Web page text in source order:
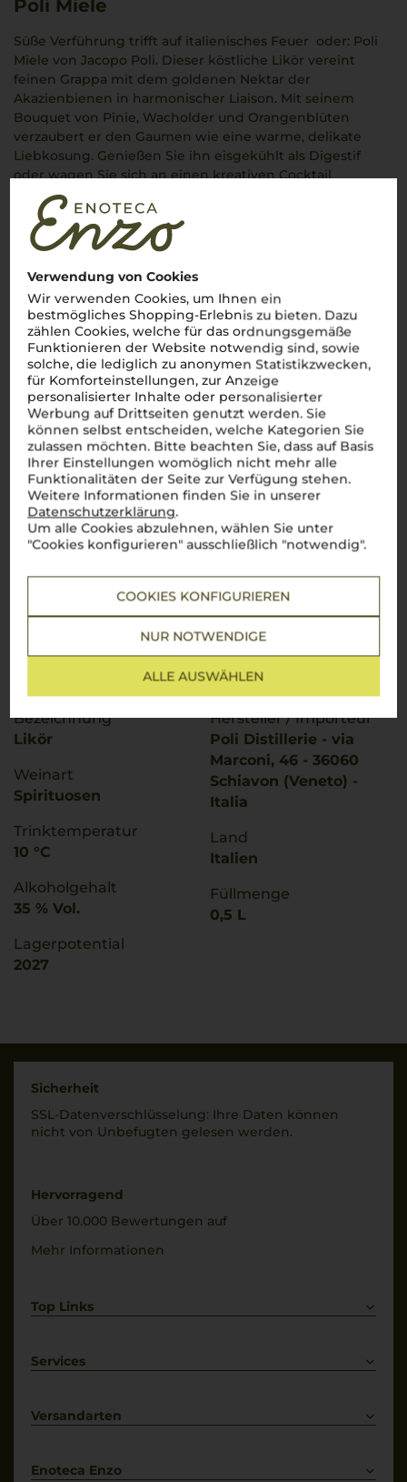
Verwendung von Cookies
Wir verwenden Cookies, um Ihnen ein
bestmögliches Shopping-Erlebnis zu bieten. Dazu
zählen Cookies, welche für das ordnungsgemäße
Funktionieren der Website notwendig sind, sowie
solche, die lediglich zu anonymen Statistikzwecken,
für Komforteinstellungen, zur Anzeige
personalisierter Inhalte oder personalisierter
Werbung auf Drittseiten genutzt werden. Sie
können selbst entscheiden, welche Kategorien Sie
zulassen möchten. Bitte beachten Sie, dass auf Basis
Ihrer Einstellungen womöglich nicht mehr alle
Funktionalitäten der Seite zur Verfügung stehen.
Weitere Informationen finden Sie in unserer
Datenschutzerklärung.
Um alle Cookies abzulehnen, wählen Sie unter
"Cookies konfigurieren" ausschließlich "notwendig".
COOKIES KONFIGURIEREN
NUR NOTWENDIGE
ALLE AUSWÄHLEN
Poli Miele
Süße Verführung trifft auf italienisches Feuer  oder: Poli
Miele von Jacopo Poli. Dieser köstliche Likör vereint
feinen Grappa mit dem goldenen Nektar der
Akazienbienen in harmonischer Liaison. Mit seinem
Bouquet von Pinie, Wacholder und Orangenblüten
verzaubert er den Gaumen wie eine warme, delikate
Liebkosung. Genießen Sie ihn eisgekühlt als Digestif
oder wagen Sie sich an einen kreativen Cocktail.
Es ist noch keine
Kundenbewertung vorhanden.
Schreiben Sie jetzt die erste Bewertung!
JETZT BEWERTEN
Artikelnummer
Bezeichnung
Likör
Weinart
Spirituosen
Trinktemperatur
10 °C
Alkoholgehalt
35 % Vol.
Lagerpotential
2027
Verschluss
Bügelverschluss
Hersteller / Importeur
Poli Distillerie - via
Marconi, 46 - 36060
Schiavon (Veneto) -
Italia
Land
Italien
Füllmenge
0,5 L
Sicherheit
SSL-Daten­verschlüs­selung: Ihre Daten können
nicht von Unbe­fugten gelesen werden.
Hervorragend
Über 10.000 Bewertungen auf
Mehr Informationen
Top Links
Weißwein
Services
Kontakt
Versandarten
Enoteca Enzo